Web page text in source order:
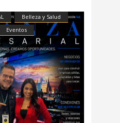
Belleza y Salud
Eventos